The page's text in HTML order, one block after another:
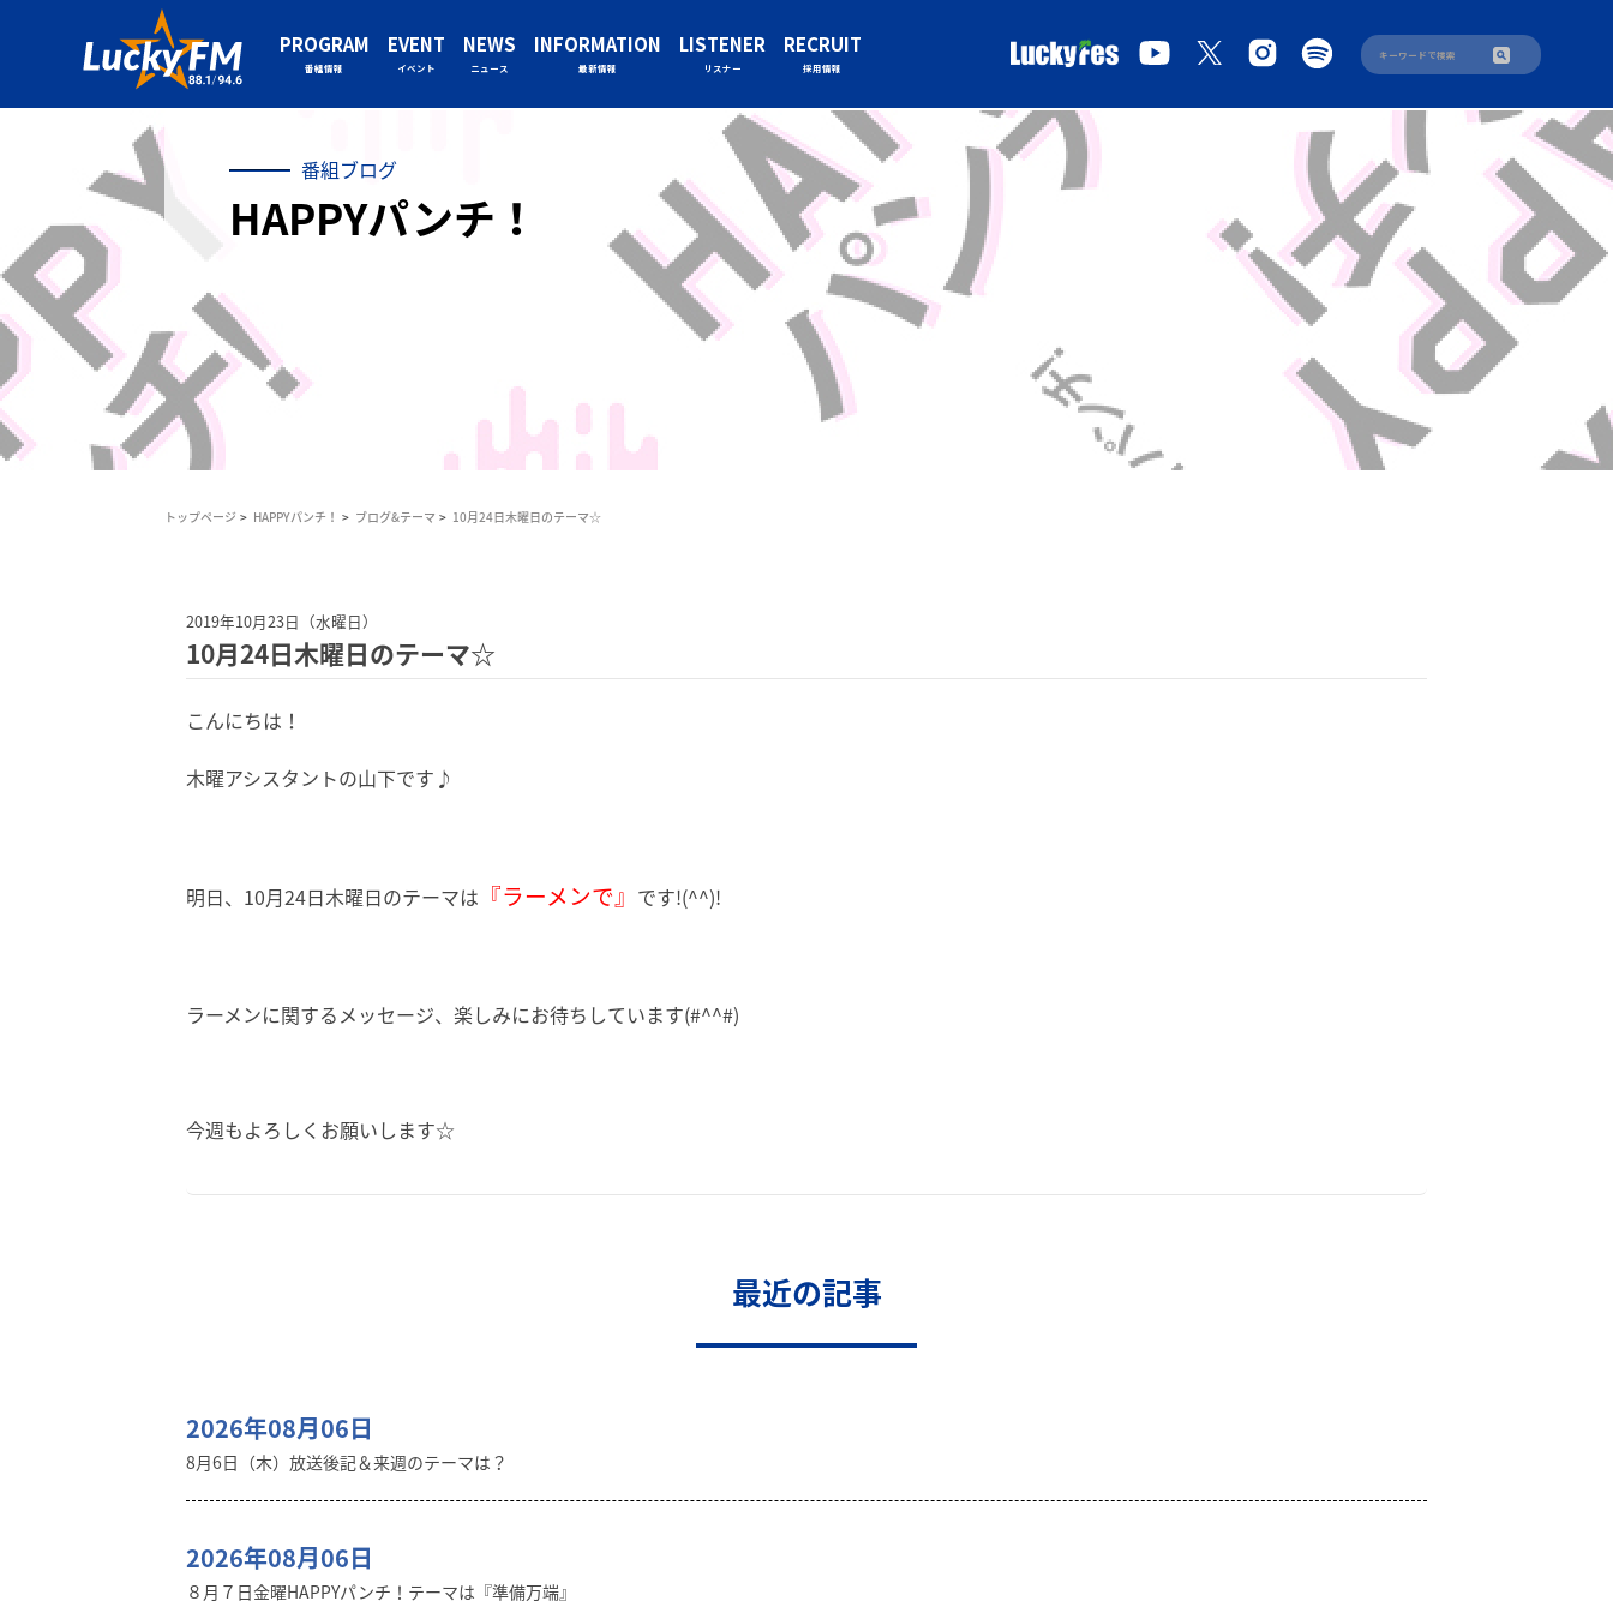
PROGRAM
番組情報
EVENT
イベント
NEWS
ニュース
INFORMATION
最新情報
LISTENER
リスナー
RECRUIT
採用情報
番組ブログ
HAPPYパンチ！
トップページ HAPPYパンチ！ ブログ&テーマ 10月24日木曜日のテーマ☆
2019年10月23日（水曜日）
10月24日木曜日のテーマ☆
こんにちは！
木曜アシスタントの山下です♪
明日、10月24日木曜日のテーマは 『ラーメンで』 です!(^^)!
ラーメンに関するメッセージ、楽しみにお待ちしています(#^^#)
今週もよろしくお願いします☆
最近の記事
2026年08月06日
8月6日（木）放送後記＆来週のテーマは？
2026年08月06日
８月７日金曜HAPPYパンチ！テーマは『準備万端』